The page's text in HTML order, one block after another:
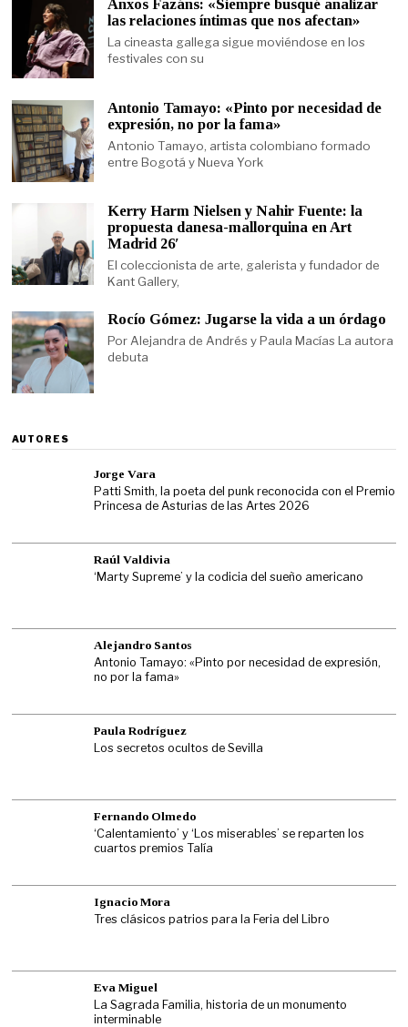
Anxos Fazáns: «Siempre busqué analizar
las relaciones íntimas que nos afectan»
La cineasta gallega sigue moviéndose en los
festivales con su
Antonio Tamayo: «Pinto por necesidad de
expresión, no por la fama»
Antonio Tamayo, artista colombiano formado
entre Bogotá y Nueva York
Kerry Harm Nielsen y Nahir Fuente: la
propuesta danesa-mallorquina en Art
Madrid 26′
El coleccionista de arte, galerista y fundador de
Kant Gallery,
Rocío Gómez: Jugarse la vida a un órdago
Por Alejandra de Andrés y Paula Macías La autora
debuta
AUTORES
Jorge Vara
Patti Smith, la poeta del punk reconocida con el Premio
Princesa de Asturias de las Artes 2026
Raúl Valdivia
‘Marty Supreme’ y la codicia del sueño americano
Alejandro Santos
Antonio Tamayo: «Pinto por necesidad de expresión,
no por la fama»
Paula Rodríguez
Los secretos ocultos de Sevilla
Fernando Olmedo
‘Calentamiento’ y ‘Los miserables’ se reparten los
cuartos premios Talía
Ignacio Mora
Tres clásicos patrios para la Feria del Libro
Eva Miguel
La Sagrada Familia, historia de un monumento
interminable